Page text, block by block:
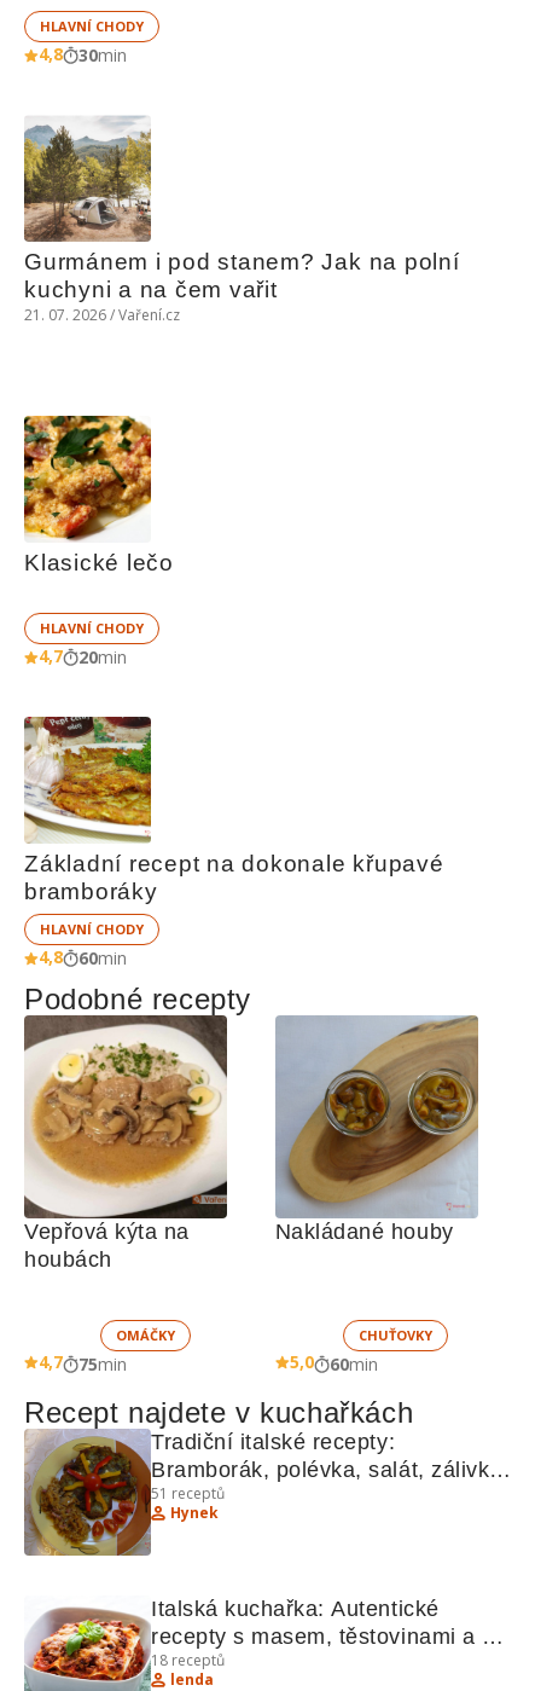
HLAVNÍ CHODY
4,8 30min
Gurmánem i pod stanem? Jak na polní
kuchyni a na čem vařit
21. 07. 2026 / Vaření.cz
Klasické lečo
HLAVNÍ CHODY
4,7 20min
Základní recept na dokonale křupavé
bramboráky
HLAVNÍ CHODY
4,8 60min
Podobné recepty
Vepřová kýta na
houbách
OMÁČKY
4,7 75min
Nakládané houby
CHUŤOVKY
5,0 60min
Recept najdete v kuchařkách
Tradiční italské recepty:
Bramborák, polévka, salát, zálivka,
lasagne
51 receptů
Hynek
Italská kuchařka: Autentické
recepty s masem, těstovinami a
sýrem
18 receptů
lenda